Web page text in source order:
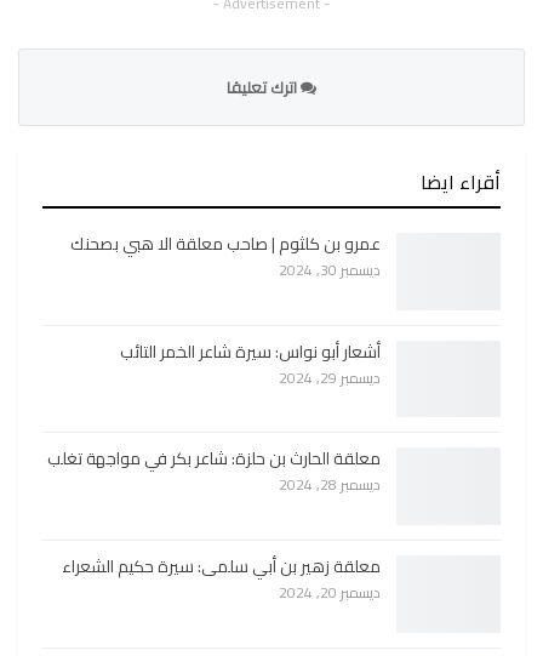
اترك تعليقا
أقراء ايضا
عمرو بن كلثوم | صاحب معلقة الا هبي بصحنك
ديسمبر 30, 2024
أشعار أبو نواس: سيرة شاعر الخمر التائب
ديسمبر 29, 2024
معلقة الحارث بن حلزة: شاعر بكر في مواجهة تغلب
ديسمبر 28, 2024
معلقة زهير بن أبي سلمى: سيرة حكيم الشعراء
ديسمبر 20, 2024